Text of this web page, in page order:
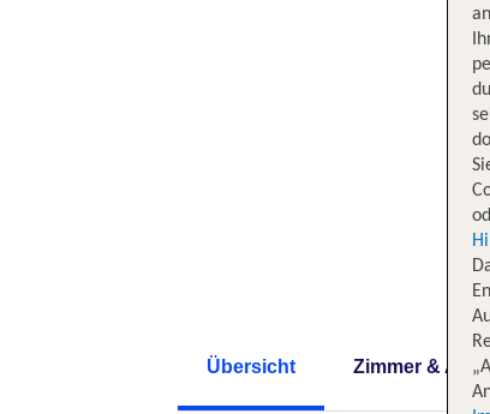
Übersicht Zimmer &